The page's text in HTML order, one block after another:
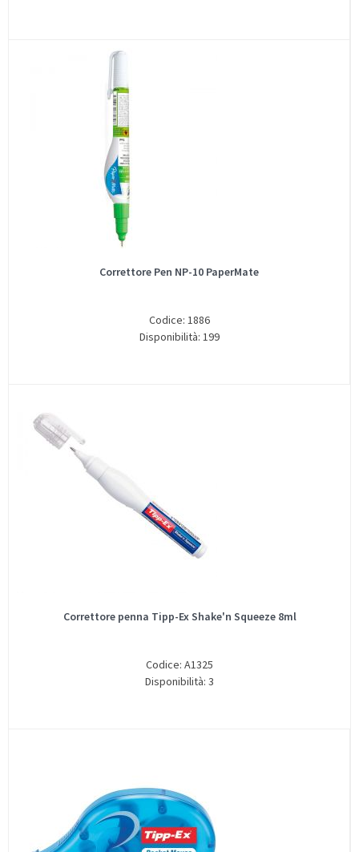
Correttore Pen NP-10 PaperMate
Codice: 1886
Disponibilità: 199
Correttore penna Tipp-Ex Shake'n Squeeze 8ml
Codice: A1325
Disponibilità: 3